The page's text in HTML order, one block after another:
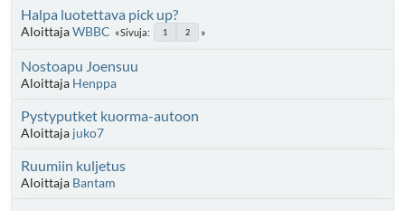
Halpa luotettava pick up?
AloittajaWBBC Sivuja 1 2
Nostoapu Joensuu
Aloittaja Henppa
Pystyputket kuorma-autoon
Aloittaja juko7
Ruumiin kuljetus
Aloittaja Bantam